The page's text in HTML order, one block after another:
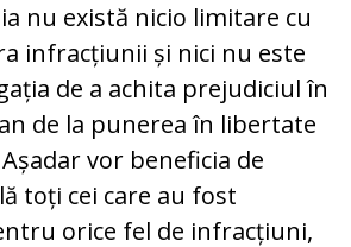
nu există nicio limitare cu
infracțiunii și nici nu este
de a achita prejudiciul în
de la punerea în libertate
vor beneficia de
toți cei care au fost
orice fel de infracțiuni,